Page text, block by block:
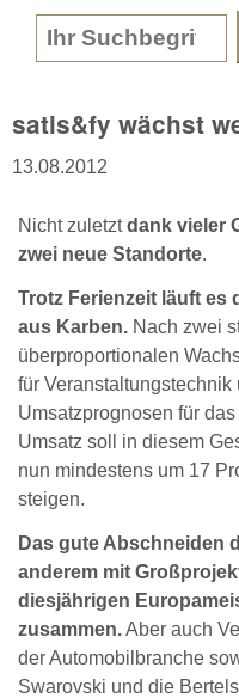
Search form
satis&fy wächst
13.08.2012
Nicht zuletztdank vieler
zwei neue Standorte.
Trotz Ferienzeit läuft es
aus Karben. Nach zwei
überproportionalen
für
Umsatzprognosen für
Umsatz soll in diesem
nun mindestens um 17
steigen.
Das gute Abschneiden
anderem mit
diesjährigen
zusammen.Aber auch
der Automobilbranche
Swarovski und die